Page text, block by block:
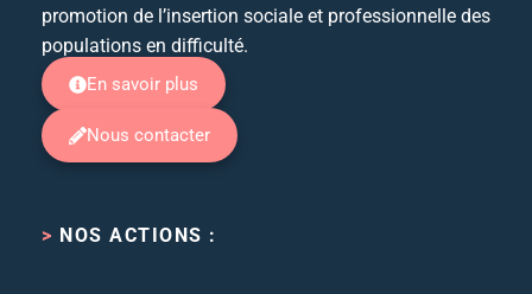
promotion de l’insertion sociale et professionnelle des
populations en difficulté.
En savoir plus
Nous contacter
> NOS ACTIONS :